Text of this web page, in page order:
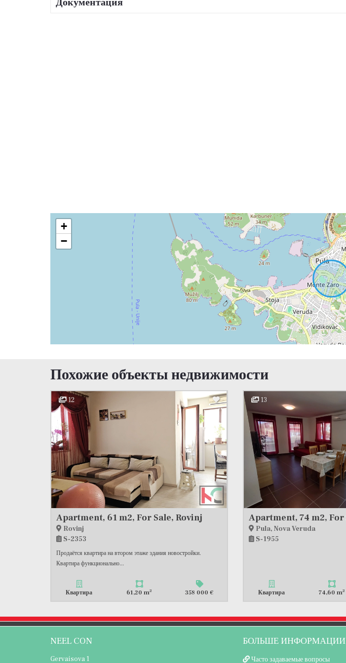
+
−
Похожие объекты недвижимости
12
Apartment, 61 m2, For Sale, Rovinj
Rovinj
S-2353
Продаётся квартира на втором этаже здания новостройки.
Квартира функционально...
Квартира 61,20 m2 358 000 €
13
Pula, Nova Veruda
S-1955
Квартира 74,60 m2
NEEL CON
Gervaisova 1
БОЛЬШЕ ИНФОРМАЦИИ
Часто задаваемые вопросы